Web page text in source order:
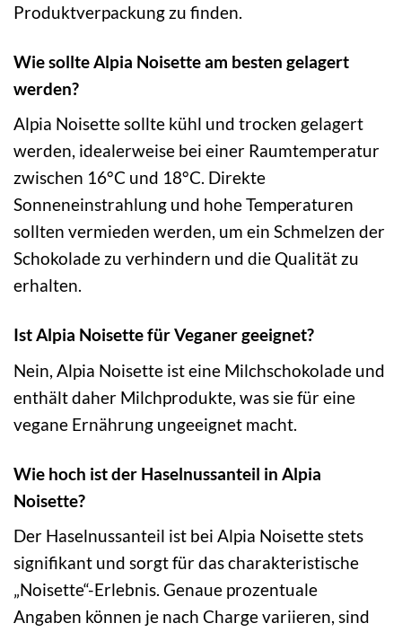
Produktverpackung zu finden.
Wie sollte Alpia Noisette am besten gelagert
werden?
Alpia Noisette sollte kühl und trocken gelagert
werden, idealerweise bei einer Raumtemperatur
zwischen 16°C und 18°C. Direkte
Sonneneinstrahlung und hohe Temperaturen
sollten vermieden werden, um ein Schmelzen der
Schokolade zu verhindern und die Qualität zu
erhalten.
Ist Alpia Noisette für Veganer geeignet?
Nein, Alpia Noisette ist eine Milchschokolade und
enthält daher Milchprodukte, was sie für eine
vegane Ernährung ungeeignet macht.
Wie hoch ist der Haselnussanteil in Alpia
Noisette?
Der Haselnussanteil ist bei Alpia Noisette stets
signifikant und sorgt für das charakteristische
„Noisette“-Erlebnis. Genaue prozentuale
Angaben können je nach Charge variieren, sind